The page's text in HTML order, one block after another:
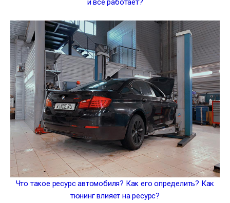
и все работает?
Что такое ресурс автомобиля? Как его определить? Как
тюнинг влияет на ресурс?